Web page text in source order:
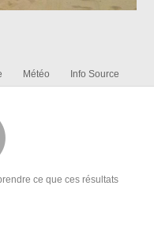
Météo Info Source
ce que ces résultats